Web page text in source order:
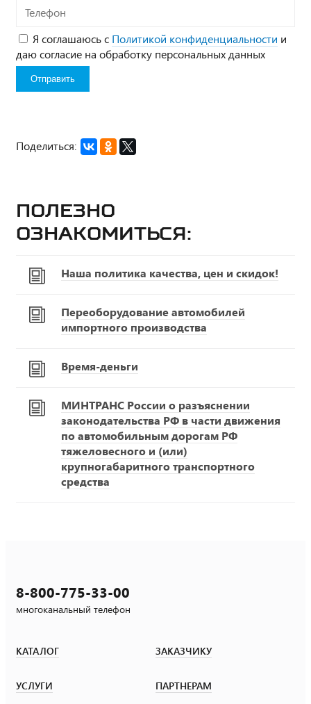
Телефон
Я соглашаюсь с Политикой конфиденциальности и
даю согласие на обработку персональных данных
Поделиться:
Полезно
ознакомиться:
Наша политика качества, цен и скидок!
Переоборудование автомобилей
импортного производства
Время-деньги
МИНТРАНС России о разъяснении
законодательства РФ в части движения
по автомобильным дорогам РФ
тяжеловесного и (или)
крупногабаритного транспортного
средства
8-800-775-33-00
многоканальный телефон
КАТАЛОГ ЗАКАЗЧИКУ
УСЛУГИ ПАРТНЕРАМ